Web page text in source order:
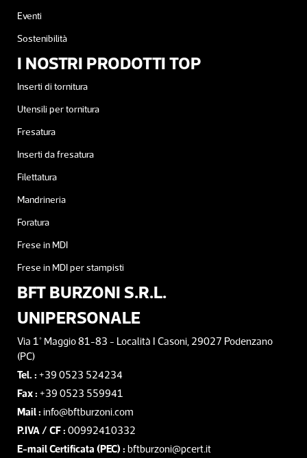
Eventi
Sostenibilità
I NOSTRI PRODOTTI TOP
Inserti di tornitura
Utensili per tornitura
Fresatura
Inserti da fresatura
Filettatura
Mandrineria
Foratura
Frese in MDI
Frese in MDI per stampisti
BFT BURZONI S.R.L.
UNIPERSONALE
Via 1° Maggio 81-83 - Località I Casoni, 29027 Podenzano
(PC)
Tel. : +39 0523 524234
Fax : +39 0523 559941
Mail : info@bftburzoni.com
P.IVA / CF : 00992410332
E-mail Certificata (PEC) : bftburzoni@pcert.it